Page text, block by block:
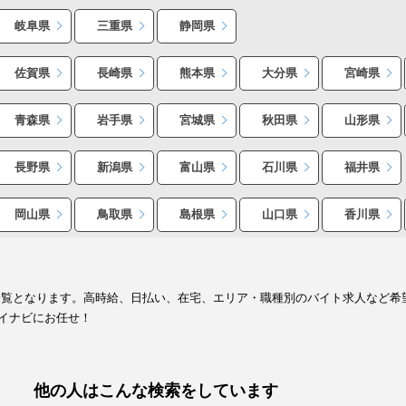
岐阜県 三重県 静岡県
佐賀県 長崎県 熊本県 大分県 宮崎県
青森県 岩手県 宮城県 秋田県 山形県
長野県 新潟県 富山県 石川県 福井県
岡山県 鳥取県 島根県 山口県 香川県
となります。高時給、日払い、在宅、エリア・職種別のバイト求人など
ナビにお任せ！
他の人はこんな検索をしています